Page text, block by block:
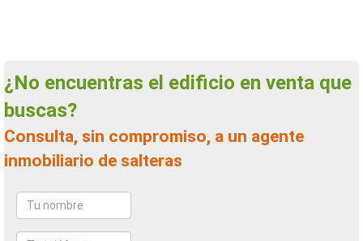
¿No encuentras el edificio en venta que
buscas?
Consulta, sin compromiso, a un agente
inmobiliario de salteras